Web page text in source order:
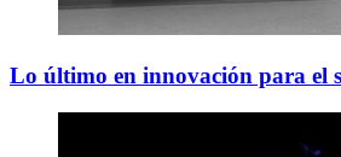
Lo último en innovación para el